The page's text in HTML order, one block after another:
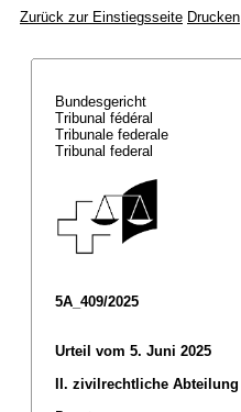
Zurück zur Einstiegsseite Drucken
Bundesgericht
Tribunal fédéral
Tribunale federale
Tribunal federal
5A_409/2025
Urteil vom 5. Juni 2025
II. zivilrechtliche Abteilung